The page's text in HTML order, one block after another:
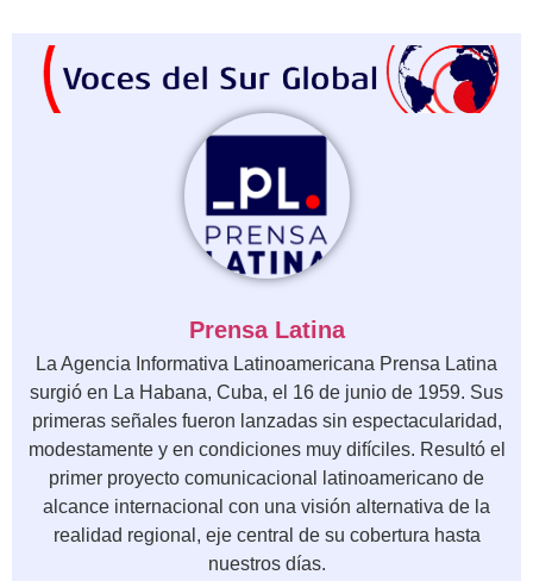
Prensa Latina
La Agencia Informativa Latinoamericana Prensa Latina
surgió en La Habana, Cuba, el 16 de junio de 1959. Sus
primeras señales fueron lanzadas sin espectacularidad,
modestamente y en condiciones muy difíciles. Resultó el
primer proyecto comunicacional latinoamericano de
alcance internacional con una visión alternativa de la
realidad regional, eje central de su cobertura hasta
nuestros días.